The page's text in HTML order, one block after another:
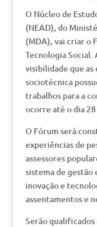
O Núcleo de
(NEAD), do
(MDA), vai criar o
Tecnologia
visibilidade que as
sociotécnica
trabalhos para a
ocorre até o dia
O Fórum será
experiências de
assessores
sistema de gestão
inovação e
assentamentos e
Serão